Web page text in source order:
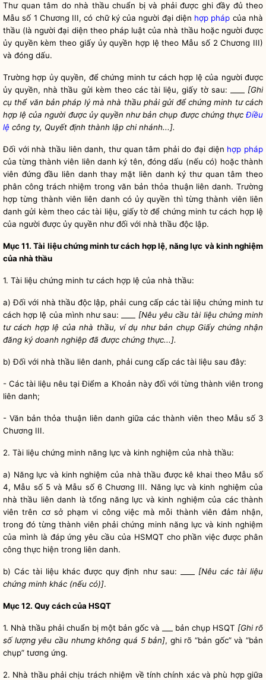
Thư quan tâm do nhà thầu chuẩn bị và phải được ghi đầy đủ theo
Mẫu số 1 Chương III, có chữ ký của người đại diện hợp pháp của nhà
thầu (là người đại diện theo pháp luật của nhà thầu hoặc người được
ủy quyền kèm theo giấy ủyquyền hợp lệ theo Mẫu số 2 Chương III)
và đóng dấu.
Trường hợp ủyquyền, để chứng minh tư cách hợp lệ của người được
ủyquyền, nhà thầu gửi kèm theo các tài liệu, giấy tờ sau: ____ [Ghi
cụ thể văn bản pháp lý mà nhà thầu phải gửi để chứng minh tư cách
hợp lệ của người được ủyquyền như bản chụp được chứng thựcĐiều
lệ công ty, Quyết định thành lập chi nhánh...].
Đối với nhà thầu liên danh, thư quan tâm phải do đại diện hợp pháp
của từng thành viên liên danh ký tên, đóng dấu (nếu có) hoặc thành
viên đứng đầu liên danh thay mặt liên danh ký thư quan tâm theo
phân công trách nhiệm trong văn bản thỏa thuận liên danh. Trường
hợp từng thành viên liên danh có ủyquyền thì từng thành viên liên
danh gửi kèm theo các tài liệu, giấy tờ để chứng minh tư cách hợp lệ
của người được ủy quyền như đối với nhà thầu độc lập.
Mục 11. Tài liệu chứng minh tư cách hợp lệ, năng lực và kinh nghiệm
của nhà thầu
1. Tài liệu chứng minh tư cách hợp lệ của nhà thầu:
a) Đối với nhà thầu độc lập, phải cung cấp các tài liệu chứng minh tư
cách hợp lệ của mình như sau: ____ [Nêu yêu cầu tài liệu chứng minh
tư cách hợp lệ của nhà thầu, ví dụ như bản chụp Giấy chứng nhận
đăng ký doanh nghiệp đã được chứng thực...].
b) Đối với nhà thầu liên danh, phải cung cấp các tài liệu sau đây:
- Các tài liệu nêu tại Điểm a Khoản này đối với từng thành viên trong
liên danh;
- Văn bản thỏa thuận liên danh giữa các thành viên theo Mẫu số 3
Chương III.
2. Tài liệu chứng minh năng lực và kinh nghiệm của nhà thầu:
a) Năng lực và kinh nghiệm của nhà thầu được kê khai theo Mẫu số
4, Mẫu số 5 và Mẫu số 6 Chương III. Năng lực và kinh nghiệm của
nhà thầu liên danh là tổng năng lực và kinh nghiệm của các thành
viên trên cơ sở phạm vi công việc mà mỗi thành viên đảm nhận,
trong đó từng thành viên phải chứng minh năng lực và kinh nghiệm
của mình là đáp ứng yêu cầu của HSMQT cho phần việc được phân
công thực hiện trong liên danh.
b) Các tài liệu khác được quy định như sau: ____ [Nêu các tài liệu
chứng minh khác (nếu có)].
Mục 12. Quy cách của HSQT
1. Nhà thầu phải chuẩn bị một bản gốc và ___ bản chụp HSQT [Ghi rõ
số lượng yêu cầu nhưng không quá 5 bản], ghi rõ “bản gốc” và “bản
chụp” tương ứng.
2. Nhà thầu phải chịu trách nhiệm về tính chính xác và phù hợp giữa